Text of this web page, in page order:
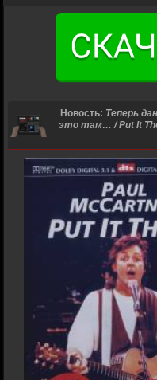
Новость: Теперь
это там… / Put It